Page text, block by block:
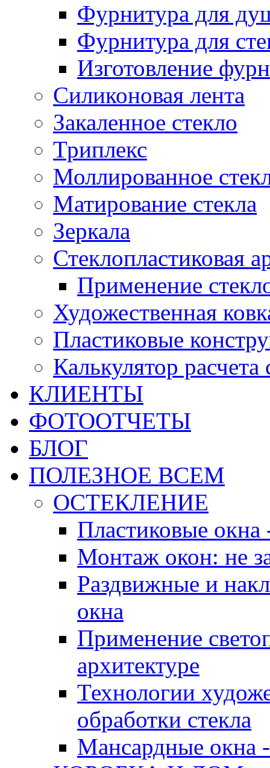
Фурнитура для
Фурнитура для
Изготовление
Силиконовая лента
Закаленное стекло
Триплекс
Моллированное
Матирование стекла
Зеркала
Стеклопластиковая
Применение
Художественная
Пластиковые
Калькулятор
КЛИЕНТЫ
ФОТООТЧЕТЫ
БЛОГ
ПОЛЕЗНОЕ ВСЕМ
ОСТЕКЛЕНИЕ
Пластиковые
Монтаж окон: не
Раздвижные и
окна
Применение
архитектуре
Технологии
обработки стекла
Мансардные окна